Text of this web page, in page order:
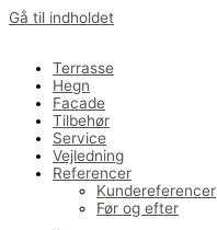
Gå til indholdet
Terrasse
Hegn
Facade
Tilbehør
Service
Vejledning
Referencer
Kundereferencer
Før og efter